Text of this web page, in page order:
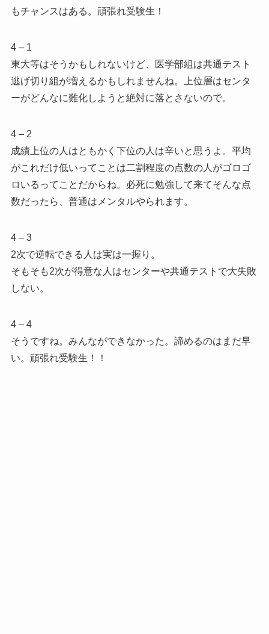
もチャンスはある。頑張れ受験生！
4 – 1
東大等はそうかもしれないけど、医学部組は共通テスト
逃げ切り組が増えるかもしれませんね。上位層はセンタ
ーがどんなに難化しようと絶対に落とさないので。
4 – 2
成績上位の人はともかく下位の人は辛いと思うよ。平均
がこれだけ低いってことは二割程度の点数の人がゴロゴ
ロいるってことだからね。必死に勉強して来てそんな点
数だったら、普通はメンタルやられます。
4 – 3
2次で逆転できる人は実は一握り。
そもそも2次が得意な人はセンターや共通テストで大失敗
しない。
4 – 4
そうですね。みんなができなかった。諦めるのはまだ早
い。頑張れ受験生！！